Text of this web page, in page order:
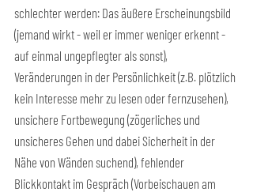
schlechter werden: Das äußere Erscheinungsbild
(jemand wirkt - weil er immer weniger erkennt -
auf einmal ungepflegter als sonst),
Veränderungen in der Persönlichkeit (z.B. plötzlich
kein Interesse mehr zu lesen oder fernzusehen),
unsichere Fortbewegung (zögerliches und
unsicheres Gehen und dabei Sicherheit in der
Nähe von Wänden suchend), fehlender
Blickkontakt im Gespräch (Vorbeischauen am